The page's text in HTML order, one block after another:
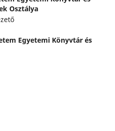
Osztálya
Egyetemi Könyvtár és